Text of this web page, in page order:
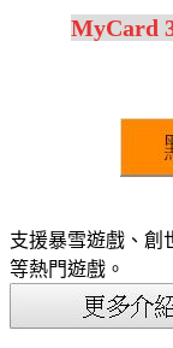
MyCard
支援暴雪遊戲、創
等熱門遊戲。